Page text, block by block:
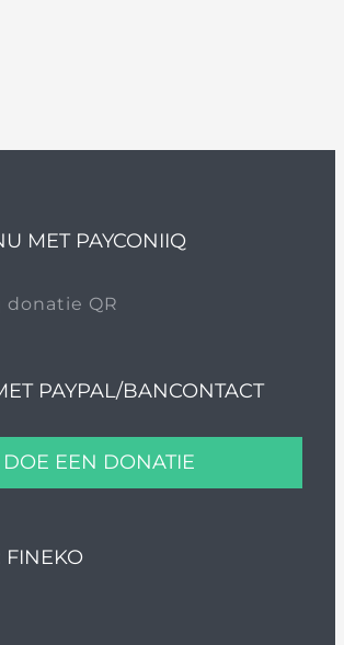
MET PAYCONIIQ
PAYPAL/BANCONTACT
DOE EEN DONATIE
FINEKO